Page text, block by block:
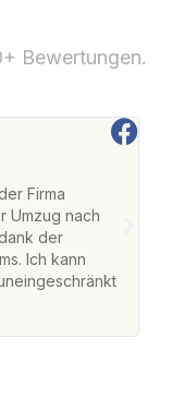
Bewertungen.
Firma
Umzug nach
der
Ich kann